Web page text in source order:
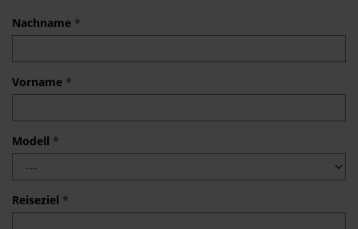
Nachname *
Vorname *
Modell *
Reiseziel *